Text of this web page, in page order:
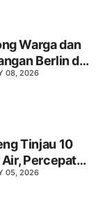
Warga dan
Berlin di
08, 2026
Tinjau 10
Percepat
Masuk
05, 2026